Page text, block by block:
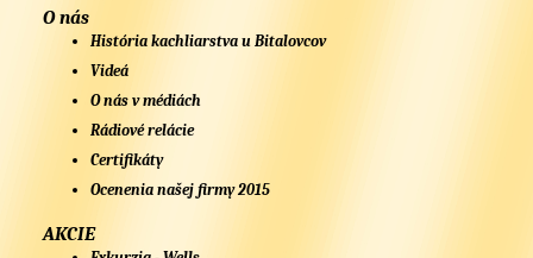
O nás
História kachliarstva u Bitalovcov
Videá
O nás v médiách
Rádiové relácie
Certifikáty
Ocenenia našej firmy 2015
AKCIE